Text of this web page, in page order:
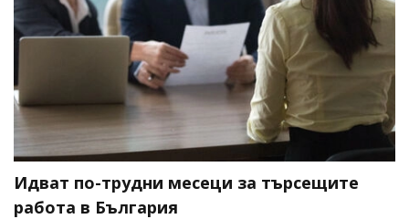
Идват по-трудни месеци за търсещите
работа в България